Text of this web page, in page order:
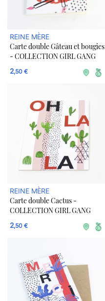
REINE MÈRE
Carte double Gâteau et bougies
- COLLECTION GIRL GANG
2,50 €
REINE MÈRE
Carte double Cactus -
COLLECTION GIRL GANG
2,50 €